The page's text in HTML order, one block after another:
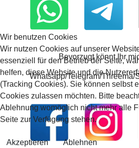
Bevorzugt könnt Ihr
Whatsapp/Telegram/
Wir benutzen Cookies
Wir nutzen Cookies auf unserer
essenziell für den Betrieb der Seite,
helfen, diese Website und die
(Tracking Cookies). Sie können selbst
Cookies zulassen möchten. Bitte
Ablehnung womöglich nicht mehr alle
Seite zur Verfügung stehen.
Akzeptieren
Ablehnen